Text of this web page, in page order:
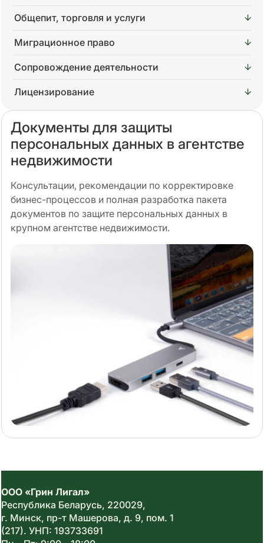
Общепит, торговля и услуги
Миграционное право
Сопровождение деятельности
Лицензирование
Документы для защиты
персональных данных в агентстве
недвижимости
Консультации, рекомендации по корректировке
бизнес-процессов и полная разработка пакета
документов по защите персональных данных в
крупном агентстве недвижимости.
ООО «Грин Лигал»
Республика Беларусь, 220029,
г. Минск, пр-т Машерова, д. 9, пом. 1
(217). УНП: 193733691